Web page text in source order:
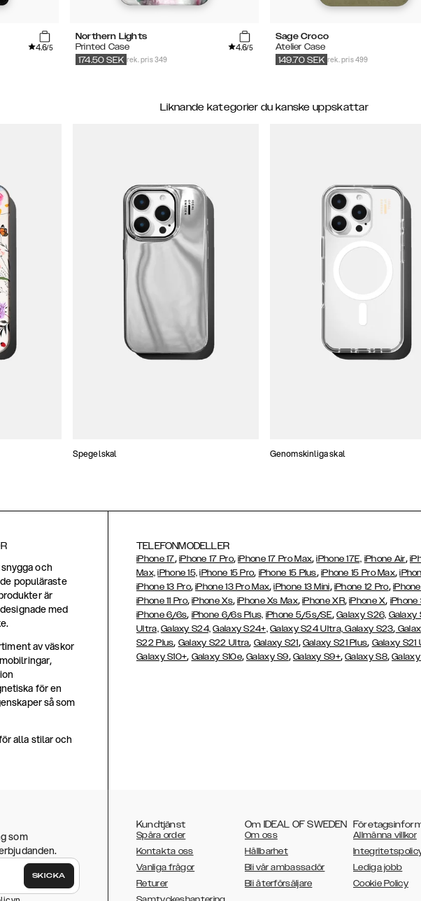
4.6/5
Northern Lights
Printed Case
4.6/5
rek. pris 349
174.50 SEK
Sage Croco
Atelier Case
rek. pris 499
149.70 SEK
Liknande kategorier du kanske uppskattar
Spegelskal Genomskinliga skal
och
populäraste
är
med
av väskor
för en
så som
alla stilar och
TELEFONMODELLER
iPhone 17, iPhone 17 Pro,iPhone 17 Pro Max,iPhone 17E, iPhone Air,
Max, iPhone 15, iPhone 15 Pro, iPhone 15 Plus, iPhone 15 Pro Max,
iPhone 13 Pro,iPhone 13 Pro Max,iPhone 13 Mini, iPhone 12 Pro, iPhone
iPhone 11 Pro,iPhone Xs,iPhone Xs Max,iPhone XR,iPhone X,
iPhone 6/6s, iPhone 6/6s Plus, iPhone 5/5s/SE,Galaxy S26, Galaxy
Ultra, Galaxy S24, Galaxy S24+, Galaxy S24 Ultra, Galaxy S23,
S22 Plus, Galaxy S22 Ultra, Galaxy S21, Galaxy S21 Plus, Galaxy S21
Galaxy S10+, Galaxy S10e,Galaxy S9, Galaxy S9+,Galaxy S8,
som
SKICKA
Kundtjänst
Spåra order
Kontakta oss
Vanliga frågor
Returer
Om IDEAL OF SWEDEN
Om oss
Hållbarhet
Bli vår ambassadör
Bli återförsäljare
Allmänna villkor
Lediga jobb
Cookie Policy
AUSTRALIA